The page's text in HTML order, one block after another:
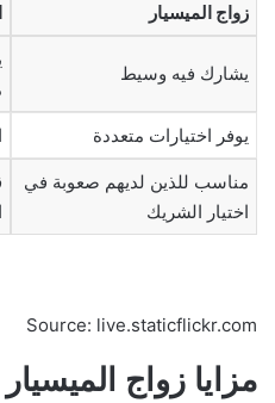
زواج الميسيار
يشارك فيه وسيط
يوفر اختيارات متعددة
مناسب للذين لديهم صعوبة في
اختيار الشريك
Source: live.staticflickr.com
مزايا زواج الميسيار